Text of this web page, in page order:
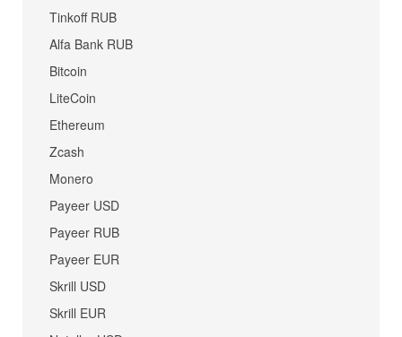
Tinkoff RUB
Alfa Bank RUB
Bitcoin
LiteCoin
Ethereum
Zcash
Monero
Payeer USD
Payeer RUB
Payeer EUR
Skrill USD
Skrill EUR